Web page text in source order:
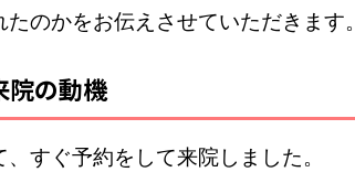
のかをお伝えさせていただきます。
院の動機
、すぐ予約をして来院しました。